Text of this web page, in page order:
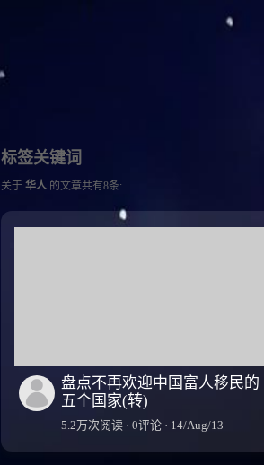
标签关键词
关于 华人 的文章共有8条:
盘点不再欢迎中国富人移民的
五个国家(转)
5.2万次阅读 · 0评论 · 14/Aug/13